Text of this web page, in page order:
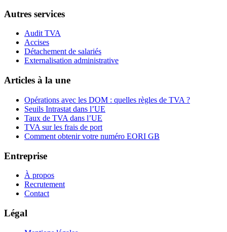
Autres services
Audit TVA
Accises
Détachement de salariés
Externalisation administrative
Articles à la une
Opérations avec les DOM : quelles règles de TVA ?
Seuils Intrastat dans l’UE
Taux de TVA dans l’UE
TVA sur les frais de port
Comment obtenir votre numéro EORI GB
Entreprise
À propos
Recrutement
Contact
Légal